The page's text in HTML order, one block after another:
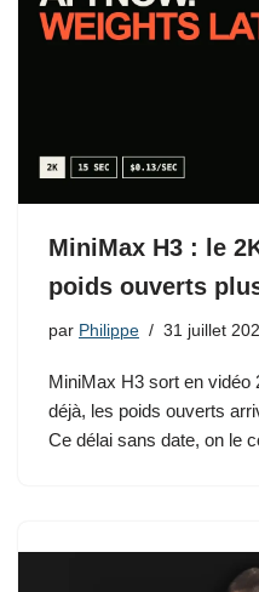
MiniMax H3 : le
poids ouverts
par Philippe 31 juillet
MiniMax H3 sort en
déjà, les poids ouverts
Ce délai sans date, on le